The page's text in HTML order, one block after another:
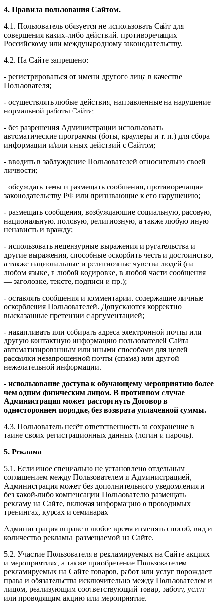
4. Правила пользования Сайтом.
4.1. Пользователь обязуется не использовать Сайт для
совершения каких-либо действий, противоречащих
Российскому или международному законодательству.
4.2. На Сайте запрещено:
- регистрироваться от имени другого лица в качестве
Пользователя;
- осуществлять любые действия, направленные на нарушение
нормальной работы Сайта;
- без разрешения Администрации использовать
автоматические программы (боты, краулеры и т. п.) для сбора
информации и/или иных действий с Сайтом;
- вводить в заблуждение Пользователей относительно своей
личности;
- обсуждать темы и размещать сообщения, противоречащие
законодательству РФ или призывающие к его нарушению;
- размещать сообщения, возбуждающие социальную, расовую,
национальную, половую, религиозную, а также любую иную
ненависть и вражду;
- использовать нецензурные выражения и ругательства и
другие выражения, способные оскорбить честь и достоинство,
а также национальные и религиозные чувства людей (на
любом языке, в любой кодировке, в любой части сообщения
— заголовке, тексте, подписи и пр.);
- оставлять сообщения и комментарии, содержащие личные
оскорбления Пользователей. Допускаются корректно
высказанные претензии с аргументацией;
- накапливать или собирать адреса электронной почты или
другую контактную информацию пользователей Сайта
автоматизированным или иными способами для целей
рассылки незапрошенной почты (спама) или другой
нежелательной информации.
- использование доступа к обучающему мероприятию более
чем одним физическим лицом. В противном случае
Администрация может расторгнуть Договор в
одностороннем порядке, без возврата уплаченной суммы.
4.3. Пользователь несёт ответственность за сохранение в
тайне своих регистрационных данных (логин и пароль).
5. Реклама
5.1. Если иное специально не установлено отдельным
соглашением между Пользователем и Администрацией,
Администрация может без дополнительного уведомления и
без какой-либо компенсации Пользователю размещать
рекламу на Сайте, включая информацию о проводимых
тренингах, курсах и семинарах.
Администрация вправе в любое время изменять способ, вид и
количество рекламы, размещаемой на Сайте.
5.2. Участие Пользователя в рекламируемых на Сайте акциях
и мероприятиях, а также приобретение Пользователем
рекламируемых на Сайте товаров, работ или услуг порождает
права и обязательства исключительно между Пользователем и
лицом, реализующим соответствующий товар, работу, услуг
или проводящим акцию или мероприятие.